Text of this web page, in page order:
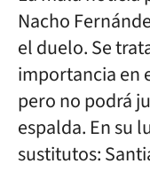
Nacho
el duelo. Se
importancia en
pero no podrá
espalda. En su
sustitutos: